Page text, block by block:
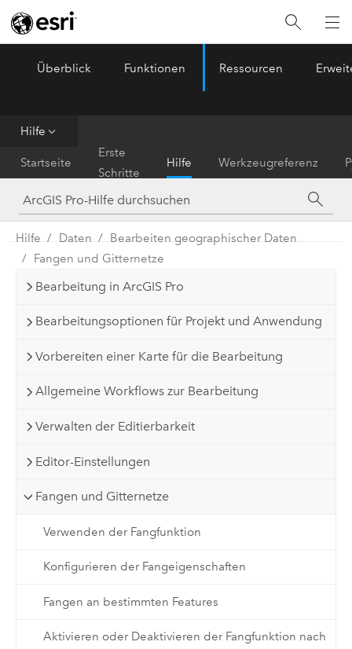
ArcGIS Pro
Überblick Funktionen Ressourcen
Hilfe
Startseite
Erste
Schritte
Hilfe Werkzeugreferenz
Hilfe Daten
Bearbeiten geographischer Daten
Fangen und Gitternetze
Bearbeitung in ArcGIS Pro
Bearbeitungsoptionen für Projekt und Anwendung
Vorbereiten einer Karte für die Bearbeitung
Allgemeine Workflows zur Bearbeitung
Verwalten der Editierbarkeit
Editor-Einstellungen
Fangen und Gitternetze
Verwenden der Fangfunktion
Konfigurieren der Fangeigenschaften
Fangen an bestimmten Features
Aktivieren oder Deaktivieren der Fangfunktion nach